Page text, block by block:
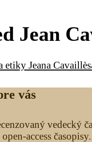
Jean
etiky Jeana
vás
vedecký
access časopisy.